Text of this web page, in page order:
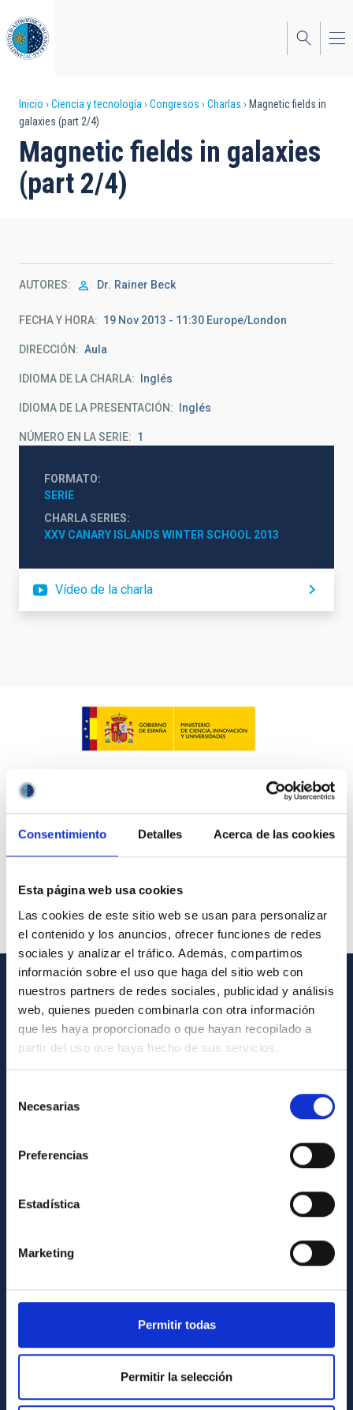
Consentimiento Detalles Acerca de las cookies
Esta página web usa cookies
Las cookies de este sitio web se usan para personalizar
el contenido y los anuncios, ofrecer funciones de redes
sociales y analizar el tráfico. Además, compartimos
información sobre el uso que haga del sitio web con
nuestros partners de redes sociales, publicidad y análisis
web, quienes pueden combinarla con otra información
que les haya proporcionado o que hayan recopilado a
partir del uso que haya hecho de sus servicios.
Necesarias
Preferencias
Estadística
Marketing
Permitir todas
Permitir la selección
al
contenido
principal
Sobrescribir
enlaces
de
ayuda
navegación
Inicio Ciencia y tecnología Congresos Charlas
Magnetic fields in
galaxies (part 2/4)
Magnetic fields in galaxies
(part 2/4)
AUTORES Dr. Rainer Beck
FECHA Y HORA 19 Nov 2013 - 11:30 Europe/London
DIRECCIÓN Aula
IDIOMA DE LA CHARLA Inglés
IDIOMA DE LA PRESENTACIÓN Inglés
NÚMERO EN LA SERIE 1
FORMATO
SERIE
CHARLA SERIES
XXV CANARY ISLANDS WINTER SCHOOL 2013
Vídeo de la charla
INFORMACIÓN GENERAL
Contacto
Biblioteca
Legislación
Igualdad y diversidad de género
Medio Ambiente y Sostenibilidad
Proyectos institucionales
Financiación externa